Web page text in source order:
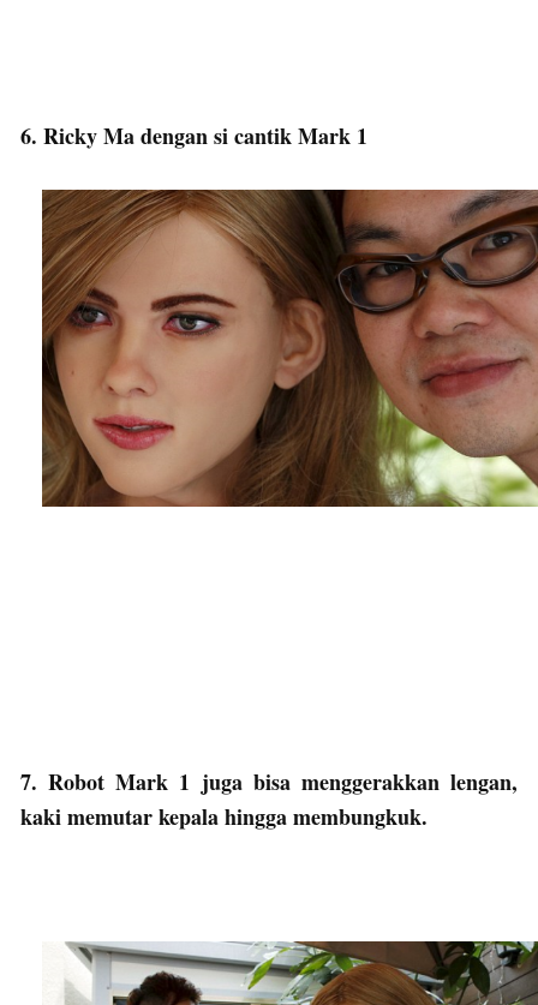
6. Ricky Ma dengan si cantik Mark 1
7. Robot Mark 1 juga bisa menggerakkan lengan,
kaki memutar kepala hingga membungkuk.